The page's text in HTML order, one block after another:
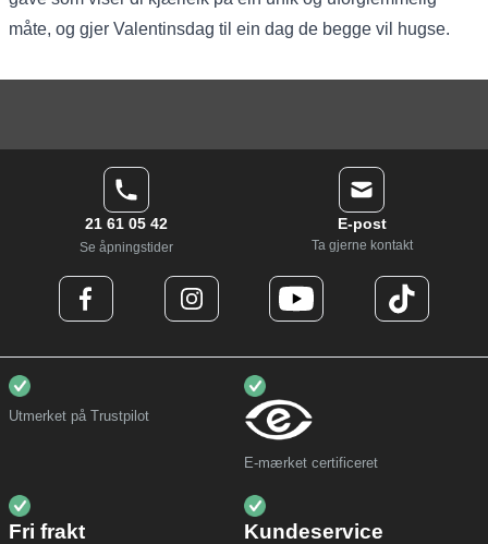
måte, og gjer Valentinsdag til ein dag de begge vil hugse.
21 61 05 42
Se åpningstider
E-post
Ta gjerne kontakt
Utmerket på Trustpilot
E-mærket certificeret
Fri frakt Kundeservice